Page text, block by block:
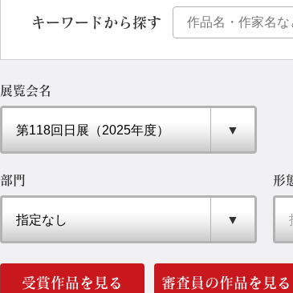
キーワードから探す
展覧会名
部門 形
受賞作品を見る 審査員の作品を見る